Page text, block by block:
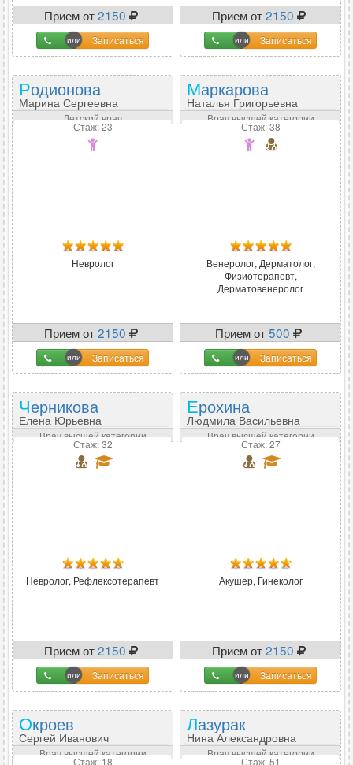
Прием от2150
Записаться
Прием от2150
Записаться
Родионова
Марина Сергеевна
Детский врач
Стаж: 23
Невролог
Прием от2150
Записаться
Маркарова
Наталья Григорьевна
Врач высшей категории
Стаж: 38
Венеролог, Дерматолог,
Физиотерапевт,
Дерматовенеролог
Прием от500
Записаться
Черникова
Елена Юрьевна
Врач высшей категории
Стаж: 32
Невролог, Рефлексотерапевт
Прием от2150
Записаться
Ерохина
Людмила Васильевна
Врач высшей категории
Стаж: 27
Акушер, Гинеколог
Прием от2150
Записаться
Окроев
Сергей Иванович
Врач высшей категории
Стаж: 18
Лазурак
Нина Александровна
Врач высшей категории
Стаж: 51